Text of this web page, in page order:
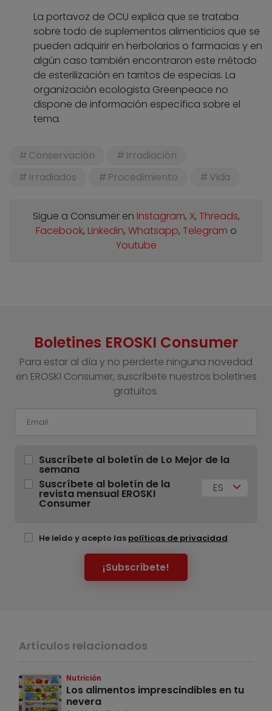
La portavoz de OCU explica que se trataba
sobre todo de suplementos alimenticios que se
pueden adquirir en herbolarios o farmacias y en
algún caso también encontraron este método
de esterilización en tarritos de especias. La
organización ecologista Greenpeace no
dispone de información específica sobre el
tema.
Conservación
Irradiación
Irradiados
Procedimiento Vida
Sigue a Consumer en Instagram, X, Threads,
Facebook, Linkedin, Whatsapp, Telegram o
Youtube
Boletines EROSKI Consumer
Para estar al día y no perderte ninguna novedad
en EROSKI Consumer, suscríbete nuestros boletines
gratuitos.
Suscríbete al boletín de Lo Mejor de la
semana
Suscríbete al boletín de la
revista mensual EROSKI
Consumer
ES
He leído y acepto las políticas de privacidad
¡Subscríbete!
Artículos relacionados
Nutrición
Los alimentos imprescindibles en tu
nevera